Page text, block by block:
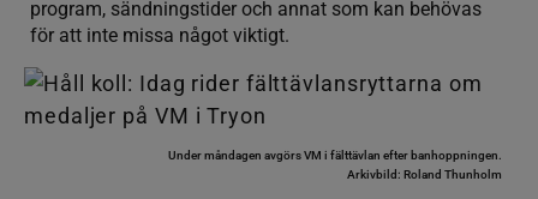
program, sändningstider och annat som kan behövas
för att inte missa något viktigt.
Under måndagen avgörs VM i fälttävlan efter banhoppningen.
Arkivbild: Roland Thunholm